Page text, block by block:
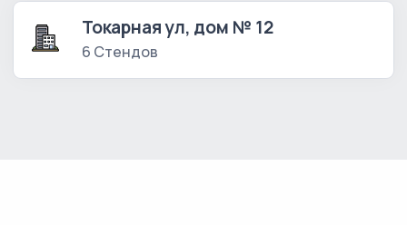
Токарная ул, дом № 12
6 Стендов